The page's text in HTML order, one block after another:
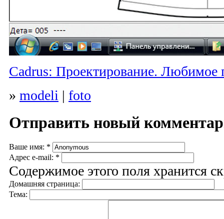
Cadrus: Проектирование. Любимое
» modeli | foto
Отправить новый
Ваше имя: *
Адрес e-mail: *
Содержимое этого поля хранится
Домашняя страница:
Тема: